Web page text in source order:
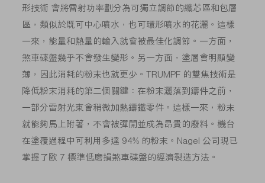
形技術 會將雷射功率劃分為可獨立調節的纖芯區和包層
區，類似於既可中心噴水，也可環形噴水的花灑。這樣
一來，能量和熱量的輸入就會被最佳化調節。一方面，
煞車碟盤幾乎不會發生變形。另一方面，塗層會明顯變
薄，因此消耗的粉末也就更少。TRUMPF 的雙焦技術是
降低粉末消耗的第二個關鍵：在粉末灑落到鑄件之前，
一部分雷射光束會稍微加熱鑄鐵零件。這樣一來，粉末
就能夠馬上附著，不會被彈開並成為昂貴的廢料。機台
在塗覆過程中可利用多達 94% 的粉末。Nagel 公司現已
掌握了歐 7 標準低磨損煞車碟盤的經濟製造方法。